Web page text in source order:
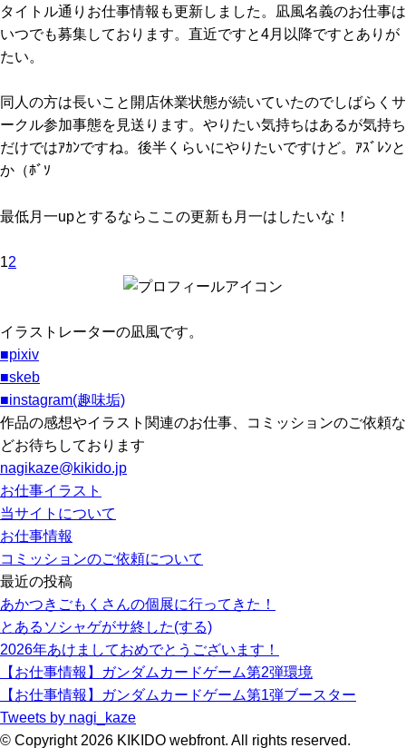
タイトル通りお仕事情報も更新しました。凪風名義のお仕事は
いつでも募集しております。直近ですと4月以降ですとありが
たい。
同人の方は長いこと開店休業状態が続いていたのでしばらくサ
ークル参加事態を見送ります。やりたい気持ちはあるが気持ち
だけではｱｶﾝですね。後半くらいにやりたいですけど。ｱｽﾞﾚﾝと
か（ﾎﾞｿ
最低月一upとするならここの更新も月一はしたいな！
12
イラストレーターの凪風です。
■pixiv
■skeb
■instagram(趣味垢)
作品の感想やイラスト関連のお仕事、コミッションのご依頼な
どお待ちしております
nagikaze@kikido.jp
お仕事イラスト
当サイトについて
お仕事情報
コミッションのご依頼について
最近の投稿
あかつきごもくさんの個展に行ってきた！
とあるソシャゲがサ終した(する)
2026年あけましておめでとうございます！
【お仕事情報】ガンダムカードゲーム第2弾環境
【お仕事情報】ガンダムカードゲーム第1弾ブースター
Tweets by nagi_kaze
© Copyright 2026 KIKIDO webfront. All rights reserved.